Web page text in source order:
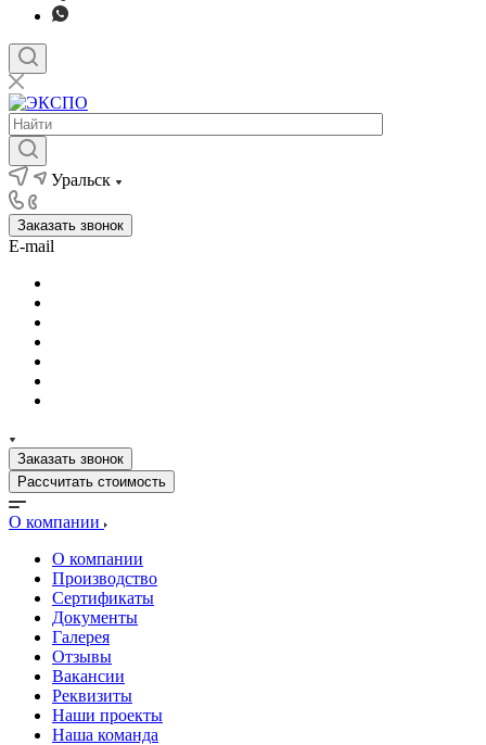
Уральск
Заказать звонок
E-mail
Заказать звонок
Рассчитать стоимость
О компании
О компании
Производство
Сертификаты
Документы
Галерея
Отзывы
Вакансии
Реквизиты
Наши проекты
Наша команда